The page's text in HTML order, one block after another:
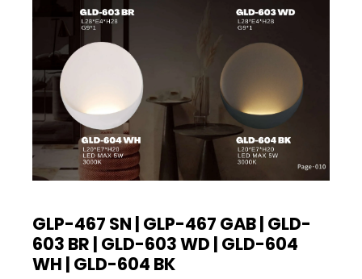
GLP-467 SN | GLP-467 GAB | GLD-
603 BR | GLD-603 WD | GLD-604
WH | GLD-604 BK